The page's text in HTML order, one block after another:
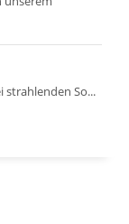
strahlenden So...